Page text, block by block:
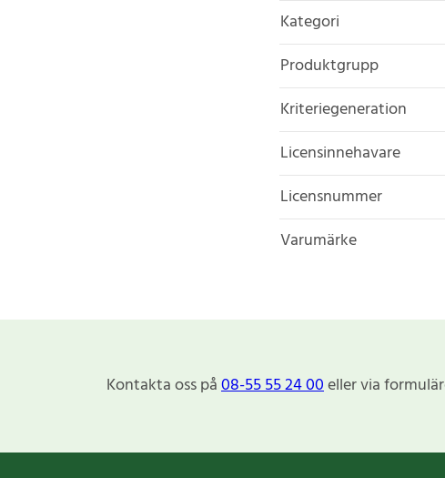
Kategori
Produktgrupp
Kriteriegeneration
Licensinnehavare
Licensnummer
Varumärke
Kontakta oss på08-55 55 24 00eller via